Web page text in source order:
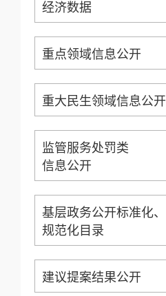
经济数据
重点领域信息公开
重大民生领域信息公开
监管服务处罚类
信息公开
基层政务公开标准化、
规范化目录
建议提案结果公开